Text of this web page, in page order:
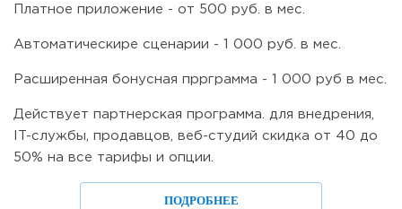
Платное приложение - от 500 руб. в мес.
Автоматическире сценарии - 1 000 руб. в мес.
Расширенная бонусная пррграмма - 1 000 руб в мес.
Действует партнерская программа. для внедрения,
IT-службы, продавцов, веб-студий скидка от 40 до
50% на все тарифы и опции.
ПОДРОБНЕЕ